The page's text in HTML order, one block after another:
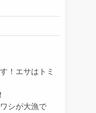
！エサはトミ
シが大漁で